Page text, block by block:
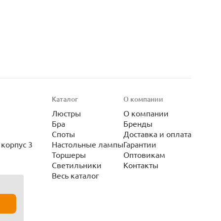
3
Каталог
Люстры
Бра
Споты
Настольные лампы
Торшеры
Светильники
Весь каталог
О компании
О компании
Бренды
Доставка и оплата
Гарантии
Оптовикам
Контакты